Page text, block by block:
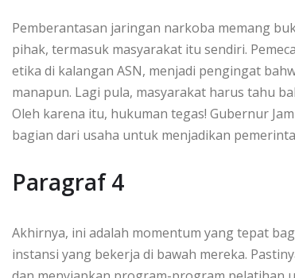
Pemberantasan jaringan narkoba memang
pihak, termasuk masyarakat itu sendiri.
etika di kalangan ASN, menjadi pengingat
manapun. Lagi pula, masyarakat harus tahu
Oleh karena itu, hukuman tegas! Gubernur
bagian dari usaha untuk menjadikan
Paragraf 4
Akhirnya, ini adalah momentum yang tepat
instansi yang bekerja di bawah mereka.